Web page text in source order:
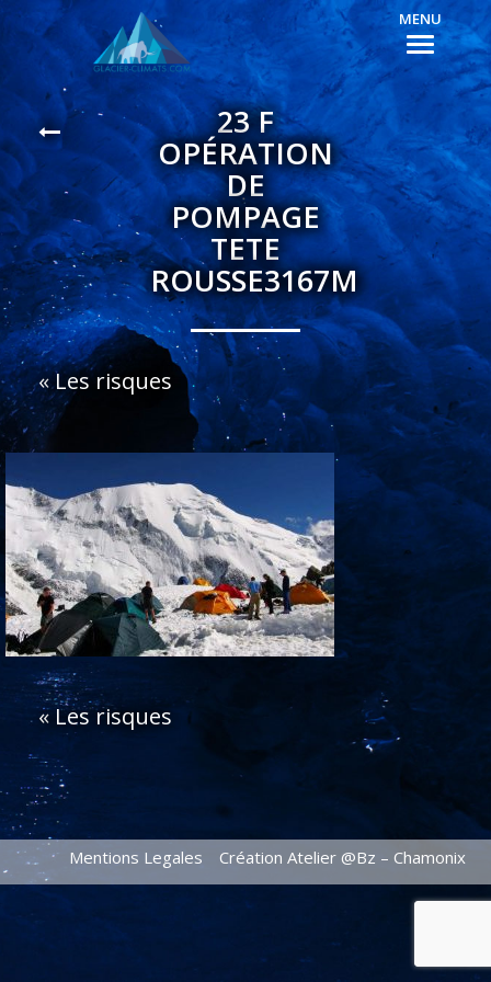
MENU
23 F
OPÉRATION
DE
POMPAGE
TETE
ROUSSE3167M
«Les risques
«Les risques
Mentions Legales Création Atelier @Bz – Chamonix